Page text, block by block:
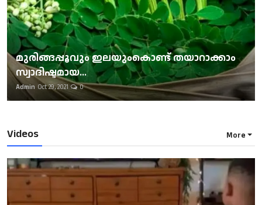
മുരിങ്ങപ്പൂവും ഇലയുംകൊണ്ട് തയാറാക്കാം
സ്വാദിഷ്ടമായ...
Admin Oct 29, 2021 0
Videos More